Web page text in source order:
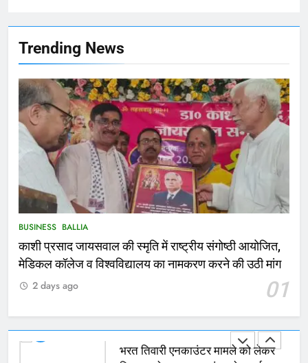
Trending News
BUSINESS BALLIA
काशी प्रसाद जायसवाल की स्मृति में राष्ट्रीय संगोष्ठी आयोजित,
मेडिकल कॉलेज व विश्वविद्यालय का नामकरण करने की उठी मांग
01
2 days ago
फांसी लगाकर दी जान
NATIONAL
167
Ballia : थैंक्यू बलिया पुलिस: पीड़िता को
मिले 1.38 लाख रूपये
NATIONAL बलिया
कोचिंग सेंटर में लगी भीषण आग, जान
बचाने के लिए छात्रों ने लगाई छलांग, कई
2
भरत तिवारी एनकाउंटर मामले को लेकर
सियासत तेज, भाजपा सांसद ने बताई हत्या
NATIONAL POLITICS